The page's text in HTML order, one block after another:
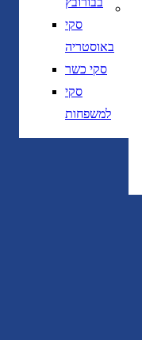
סקי
באוסטריה
סקי כשר
סקי
למשפחות